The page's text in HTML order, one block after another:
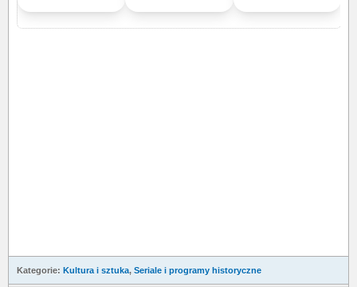
Kategorie: Kultura i sztuka, Seriale i programy historyczne